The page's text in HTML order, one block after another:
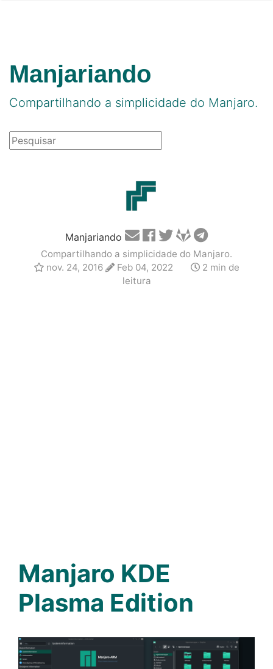
Manjariando
Compartilhando a simplicidade do Manjaro.
Manjariando
Compartilhando a simplicidade do Manjaro.
nov. 24, 2016
Feb 04, 2022
2 min de
leitura
Manjaro KDE
Plasma Edition